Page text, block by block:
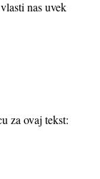
nas uvek
za ovaj tekst: